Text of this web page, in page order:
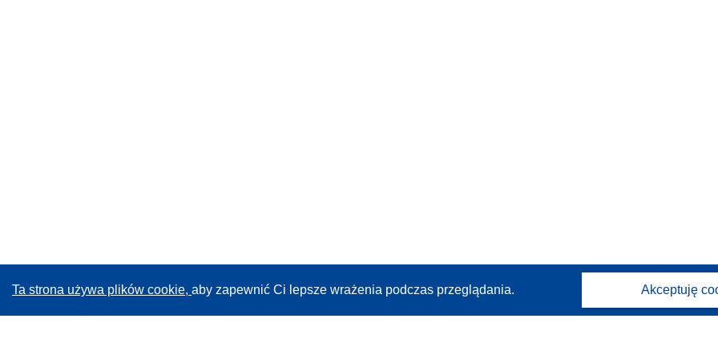
Ta strona używa plików cookie, aby zapewnić Ci lepsze wrażenia podczas przeglądania. Akceptuję